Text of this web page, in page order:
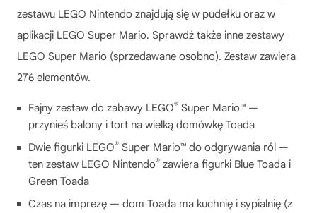
zestawu LEGO Nintendo znajdują się w pudełku oraz w
aplikacji LEGO Super Mario. Sprawdź także inne zestawy
LEGO Super Mario (sprzedawane osobno). Zestaw zawiera
276 elementów.
Fajny zestaw do zabawy LEGO® Super Mario™ —
przynieś balony i tort na wielką domówkę Toada
Dwie figurki LEGO® Super Mario™ do odgrywania ról —
ten zestaw LEGO Nintendo® zawiera figurki Blue Toada i
Green Toada
Czas na imprezę — dom Toada ma kuchnię i sypialnię (z